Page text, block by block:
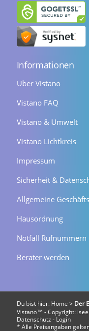
Informationen
Über Vistano
Vistano FAQ
Vistano & Umwelt
Vistano Lichtkreis
Impressum
Sicherheit &
Allgemeine
Hausordnung
Notfall Rufnummern
Berater werden
Du bist hier: Home > Der
Vistano™ - Copyright:
Datenschutz - Login
* Alle Preisangaben